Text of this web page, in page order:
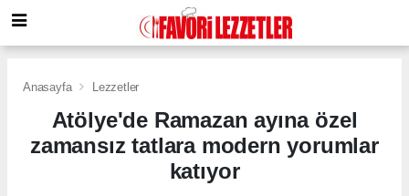
Anasayfa Lezzetler
Atölye'de Ramazan ayına özel
zamansız tatlara modern yorumlar
katıyor